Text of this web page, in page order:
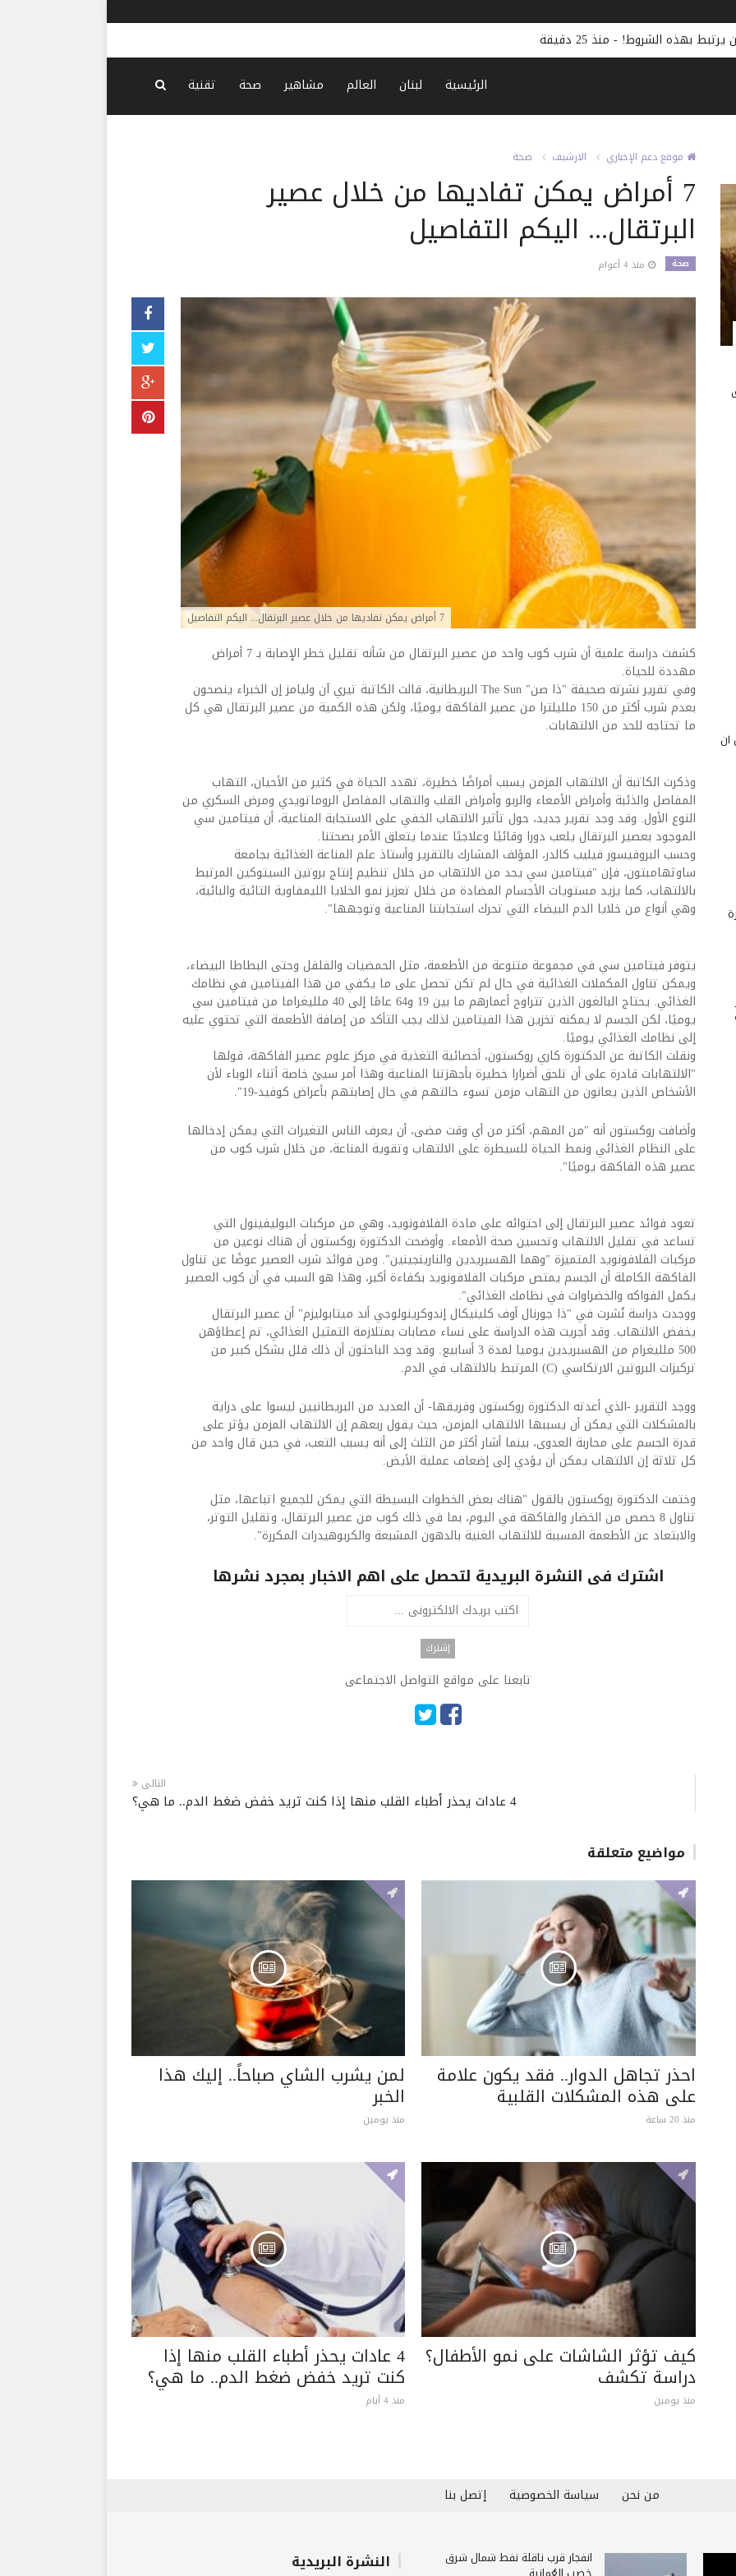
يرتبط بهذه الشروط! - منذ 25 دقيقة
الرئيسية لبنان العالم مشاهير صحة تقنية
موقع دعم الإخباري الارشيف صحة
7 أمراض يمكن تفاديها من خلال عصير
البرتقال... اليكم التفاصيل
صحة منذ 4 أعوام
7 أمراض يمكن تفاديها من خلال عصير البرتقال... اليكم التفاصيل
كشفت دراسة علمية أن شرب كوب واحد من عصير البرتقال من شأنه تقليل خطر الإصابة بـ 7 أمراض
مهددة للحياة.
وفي تقرير نشرته صحيفة "ذا صن" The Sun البريطانية، قالت الكاتبة تيري آن وليامز إن الخبراء ينصحون
بعدم شرب أكثر من 150 ملليلترا من عصير الفاكهة يوميًا، ولكن هذه الكمية من عصير البرتقال هي كل
ما تحتاجه للحد من الالتهابات.
وذكرت الكاتبة أن الالتهاب المزمن يسبب أمراضًا خطيرة، تهدد الحياة في كثير من الأحيان، التهاب
المفاصل والذئبة وأمراض الأمعاء والربو وأمراض القلب والتهاب المفاصل الروماتويدي ومرض السكري من
النوع الأول. وقد وجد تقرير جديد، حول تأثير الالتهاب الخفي على الاستجابة المناعية، أن فيتامين سي
الموجود بعصير البرتقال يلعب دورا وقائيًا وعلاجيًا عندما يتعلق الأمر بصحتنا.
وحسب البروفيسور فيليب كالدر، المؤلف المشارك بالتقرير وأستاذ علم المناعة الغذائية بجامعة
ساوثهامبتون، فإن "فيتامين سي يحد من الالتهاب من خلال تنظيم إنتاج بروتين السيتوكين المرتبط
بالالتهاب، كما يزيد مستويات الأجسام المضادة من خلال تعزيز نمو الخلايا الليمفاوية التائية والبائية،
وهي أنواع من خلايا الدم البيضاء التي تحرك استجابتنا المناعية وتوجهها".
يتوفر فيتامين سي في مجموعة متنوعة من الأطعمة، مثل الحمضيات والفلفل وحتى البطاطا البيضاء،
ويمكن تناول المكملات الغذائية في حال لم تكن تحصل على ما يكفي من هذا الفيتامين في نظامك
الغذائي. يحتاج البالغون الذين تتراوح أعمارهم ما بين 19 و64 عامًا إلى 40 ملليغراما من فيتامين سي
يوميًا، لكن الجسم لا يمكنه تخزين هذا الفيتامين لذلك يجب التأكد من إضافة الأطعمة التي تحتوي عليه
إلى نظامك الغذائي يوميًا.
ونقلت الكاتبة عن الدكتورة كاري روكستون، أخصائية التغذية في مركز علوم عصير الفاكهة، قولها
"الالتهابات قادرة على أن تلحق أضرارا خطيرة بأجهزتنا المناعية وهذا أمر سيئ خاصة أثناء الوباء لأن
الأشخاص الذين يعانون من التهاب مزمن تسوء حالتهم في حال إصابتهم بأعراض كوفيد-19".
وأضافت روكستون أنه "من المهم، أكثر من أي وقت مضى، أن يعرف الناس التغيرات التي يمكن إدخالها
على النظام الغذائي ونمط الحياة للسيطرة على الالتهاب وتقوية المناعة، من خلال شرب كوب من
عصير هذه الفاكهة يوميًا".
تعود فوائد عصير البرتقال إلى احتوائه على مادة الفلافونويد، وهي من مركبات البوليفينول التي
تساعد في تقليل الالتهاب وتحسين صحة الأمعاء. وأوضحت الدكتورة روكستون أن هناك نوعين من
مركبات الفلافونويد المتميزة "وهما الهسبريدين والنارينجينين". ومن فوائد شرب العصير عوضًا عن تناول
الفاكهة الكاملة أن الجسم يمتص مركبات الفلافونويد بكفاءة أكبر، وهذا هو السبب في أن كوب العصير
يكمل الفواكه والخضراوات في نظامك الغذائي".
ووجدت دراسة نُشرت في "ذا جورنال أوف كلينيكال إندوكرينولوجي أند ميتابوليزم" أن عصير البرتقال
يخفض الالتهاب. وقد أجريت هذه الدراسة على نساء مصابات بمتلازمة التمثيل الغذائي، تم إعطاؤهن
500 ملليغرام من الهسبريدين يوميا لمدة 3 أسابيع. وقد وجد الباحثون أن ذلك قلل بشكل كبير من
تركيزات البروتين الارتكاسي (C) المرتبط بالالتهاب في الدم.
ووجد التقرير -الذي أعدته الدكتورة روكستون وفريقها- أن العديد من البريطانيين ليسوا على دراية
بالمشكلات التي يمكن أن يسببها الالتهاب المزمن، حيث يقول ربعهم إن الالتهاب المزمن يؤثر على
قدرة الجسم على محاربة العدوى، بينما أشار أكثر من الثلث إلى أنه يسبب التعب، في حين قال واحد من
كل ثلاثة إن الالتهاب يمكن أن يؤدي إلى إضعاف عملية الأيض.
وختمت الدكتورة روكستون بالقول "هناك بعض الخطوات البسيطة التي يمكن للجميع اتباعها، مثل
تناول 8 حصص من الخضار والفاكهة في اليوم، بما في ذلك كوب من عصير البرتقال، وتقليل التوتر،
والابتعاد عن الأطعمة المسببة للالتهاب الغنية بالدهون المشبعة والكربوهيدرات المكررة".
اشترك فى النشرة البريدية لتحصل على اهم الاخبار بمجرد نشرها
تابعنا على مواقع التواصل الاجتماعى
التالى
4 عادات يحذر أطباء القلب منها إذا كنت تريد خفض ضغط الدم.. ما هي؟
مواضيع متعلقة
احذر تجاهل الدوار.. فقد يكون علامة
على هذه المشكلات القلبية
منذ 20 ساعة
لمن يشرب الشاي صباحاً.. إليك هذا
الخبر
منذ يومين
كيف تؤثر الشاشات على نمو الأطفال؟
دراسة تكشف
منذ يومين
4 عادات يحذر أطباء القلب منها إذا
كنت تريد خفض ضغط الدم.. ما هي؟
منذ 4 أيام
أن
من نحن سياسة الخصوصية إتصل بنا
انفجار قرب ناقلة نفط شمال شرق النشرة البريدية